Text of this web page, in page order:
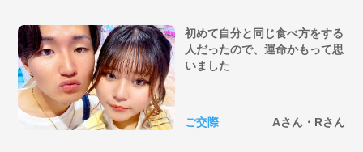
ご交際 Aさん・Rさん
初めて自分と同じ食べ方をする
人だったので、運命かもって思
いました